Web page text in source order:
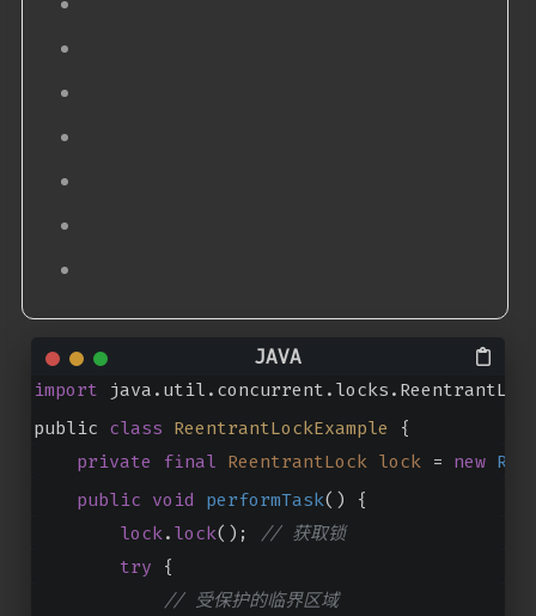
import
public class ReentrantLockExample
{
private
final ReentrantLock lock = new
public void performTask() {
lock. lock(); // 获取锁
try {
// 受保护的临界区域